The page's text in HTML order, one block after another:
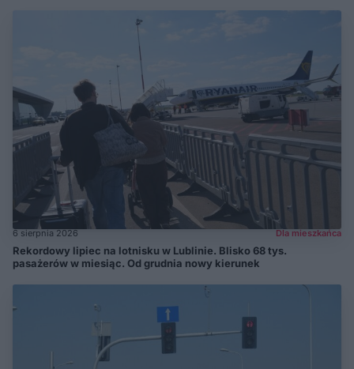
6 sierpnia 2026 Dla mieszkańca
Rekordowy lipiec na lotnisku w Lublinie. Blisko 68 tys.
pasażerów w miesiąc. Od grudnia nowy kierunek